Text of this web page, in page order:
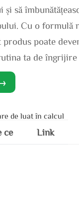
și să
Cu o formulă
produs poate
ta de îngrijire
de luat în calcul
ce Link